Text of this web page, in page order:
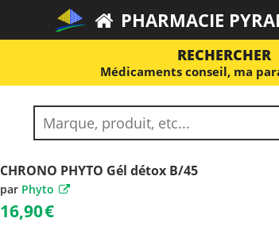
PHARMACIE
RECHERCHER
Médicaments conseil, ma
CHRONO PHYTO Gél détox B/45
par Phyto
16,90€